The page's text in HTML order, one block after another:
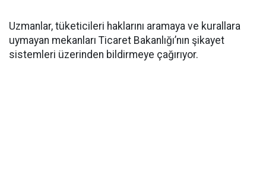
Uzmanlar, tüketicileri haklarını aramaya ve kurallara
uymayan mekanları Ticaret Bakanlığı’nın şikayet
sistemleri üzerinden bildirmeye çağırıyor.